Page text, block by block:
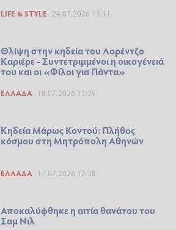
LIFE & STYLE 24.07.2026 15:31
Θλίψη στην κηδεία του Λορέντζο
Καριέρε - Συντετριμμένοι η οικογένειά
του και οι «Φίλοι για Πάντα»
ΕΛΛΆΔΑ 18.07.2026 13:39
Κηδεία Μάρως Κοντού: Πλήθος
κόσμου στη Μητρόπολη Αθηνών
ΕΛΛΆΔΑ 17.07.2026 12:38
Αποκαλύφθηκε η αιτία θανάτου του
Σαμ Νιλ